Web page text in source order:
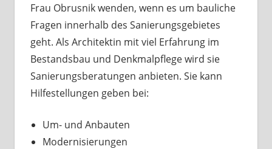
Frau Obrusnik wenden, wenn es um bauliche
Fragen innerhalb des Sanierungsgebietes
geht. Als Architektin mit viel Erfahrung im
Bestandsbau und Denkmalpflege wird sie
Sanierungsberatungen anbieten. Sie kann
Hilfestellungen geben bei:
Um- und Anbauten
Modernisierungen